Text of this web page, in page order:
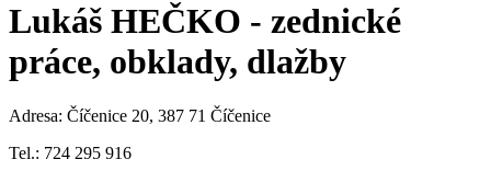
Lukáš HEČKO - zednické
práce, obklady, dlažby
Adresa: Číčenice 20, 387 71 Číčenice
Tel.: 724 295 916